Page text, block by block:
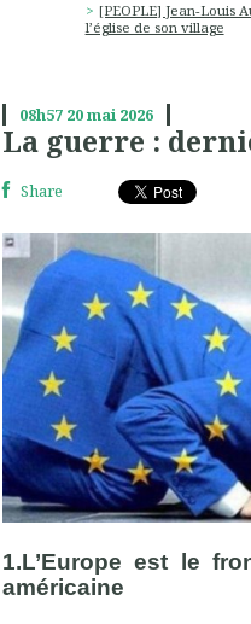
[PEOPLE] Jean-Louis
l’église de son village
08h57 20mai 2026
La guerre :
Share
1.L’Europe est le
américaine